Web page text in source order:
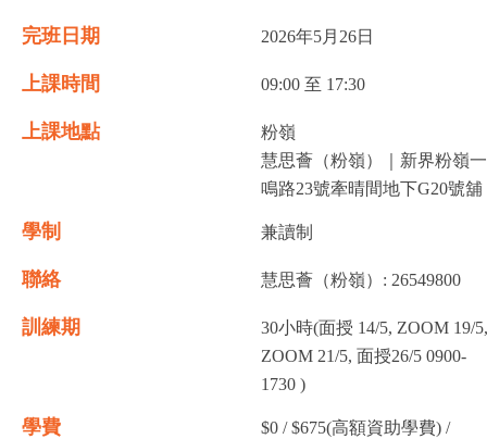
完班日期 2026年5月26日
上課時間 09:00 至 17:30
上課地點
粉嶺
慧思薈（粉嶺）｜新界粉嶺一
鳴路23號牽晴間地下G20號舖
學制 兼讀制
聯絡 慧思薈（粉嶺）: 26549800
訓練期
30小時(面授 14/5, ZOOM 19/5,
ZOOM 21/5, 面授26/5 0900-
1730 )
學費
$0 / $675(高額資助學費) /